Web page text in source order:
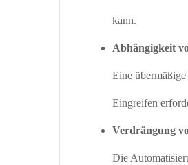
kann.
Abhängigkeit
Eine
Eingreifen
Verdrängung
Die